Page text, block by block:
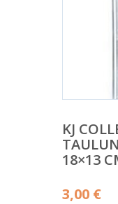
KJ
18×13
3,00 €